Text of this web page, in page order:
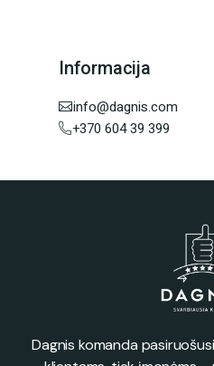
Informacija
info@dagnis.com
+370 604 39 399
Dagnis komanda